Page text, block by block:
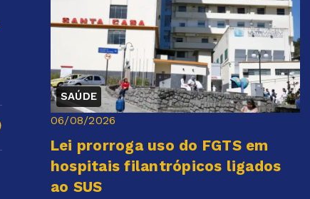
SAÚDE
06/08/2026
Lei prorroga uso do FGTS em
hospitais filantrópicos ligados
ao SUS